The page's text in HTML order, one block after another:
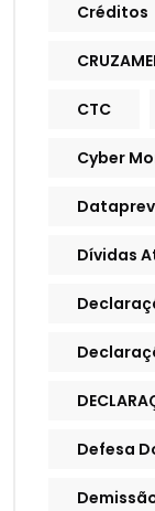
Créditos
CTC
Cyber
Dataprev
Dívidas
Defesa